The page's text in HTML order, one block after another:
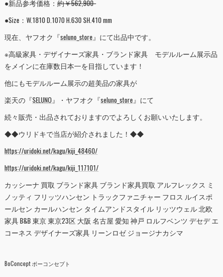
●新品参考価格： 約￥562,900-
●Size：W.1810 D.1070 H.630 SH.410 mm
現在、ヤフオク『seluno_store』にて出品中です。
※高級家具・デザイナーズ家具・ブランド家具 モデルルーム展示品
をメインに在庫数日本一を目指しています！
他にもモデルルーム展示の超美品の家具が
楽天の『SELUNO』・ヤフオク『seluno_store』にて
続々販売・出品されておりますのでよろしくお願いいたします。
◆◆ウリドキで当店が紹介されました！◆◆
https://uridoki.net/kagu/kiji_48460/
https://uridoki.net/kagu/kiji_117101/
カッシーナ 買取 ブランド家具 ブランド家具買取 アルフレックス ミ
ノッティ フリッツハンセン トラックファニチャー フロス ルイスポ
ールセン カールハンセン タイムアンドスタイル リッツウェル 北欧
家具 B&B 東京 東京23区 大阪 名古屋 愛知 神戸 ロルフベンツ デセデ エ
コーネス デザイナーズ家具 リーンロゼ ジョージナカシマ
BoConcept ボーコンセプト